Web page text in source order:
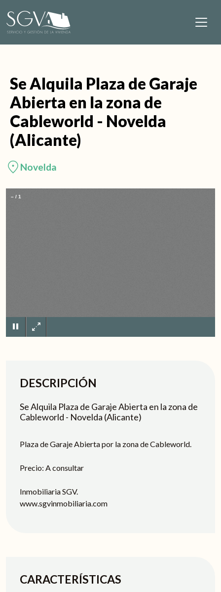
Navegación principal
Se Alquila Plaza de Garaje
Abierta en la zona de
Cableworld - Novelda
(Alicante)
Novelda
– / 1
DESCRIPCIÓN
Se Alquila Plaza de Garaje Abierta en la zona de
Cableworld - Novelda (Alicante)
Plaza de Garaje Abierta por la zona de Cableworld.
Precio: A consultar
Inmobiliaria SGV.
www.sgvinmobiliaria.com
CARACTERÍSTICAS